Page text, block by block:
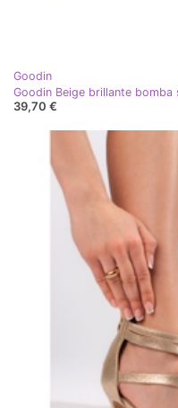
Goodin
Goodin Beige brillante
39,70 €